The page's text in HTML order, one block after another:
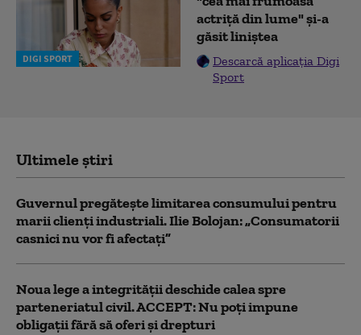
DIGI SPORT
actriță din lume" și-a
găsit liniștea
Descarcă aplicația Digi
Sport
Ultimele știri
Guvernul pregătește limitarea consumului pentru
marii clienți industriali. Ilie Bolojan: „Consumatorii
casnici nu vor fi afectați”
Noua lege a integrității deschide calea spre
parteneriatul civil. ACCEPT: Nu poți impune
obligații fără să oferi și drepturi